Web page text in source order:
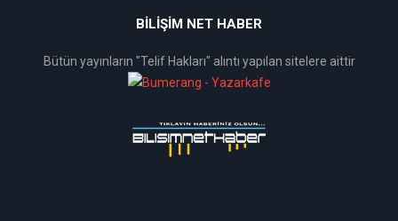
BİLİŞİM NET HABER
Bütün yayınların "Telif Hakları" alıntı yapılan sitelere aittir